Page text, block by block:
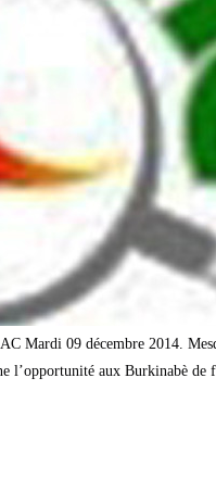
Mardi 09 décembre 2014.
l’opportunité aux Burkinabè